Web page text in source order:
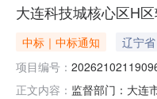
大连科技城核心区H
中标｜中标通知 辽宁
项目编号：
正文内容： 监督部门：大连